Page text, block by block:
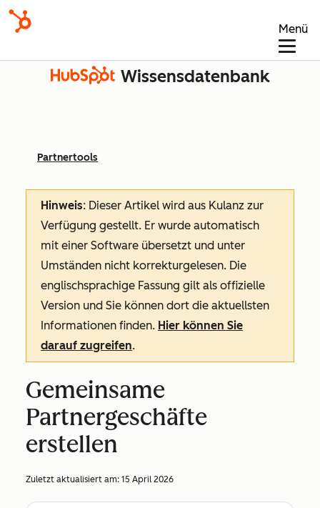
Menü
Wissensdatenbank
Partnertools
Hinweis: Dieser Artikel wird aus Kulanz zur
Verfügung gestellt. Er wurde automatisch
mit einer Software übersetzt und unter
Umständen nicht korrekturgelesen. Die
englischsprachige Fassung gilt als offizielle
Version und Sie können dort die aktuellsten
Informationen finden. Hier können Sie
darauf zugreifen.
Gemeinsame
Partnergeschäfte
erstellen
Zuletzt aktualisiert am: 15 April 2026